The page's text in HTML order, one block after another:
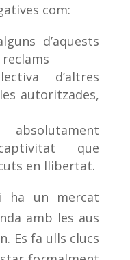
com:
d’aquests
d’altres
autoritzades,
que
en llibertat.
ha un mercat
amb les aus
Es fa ulls clucs